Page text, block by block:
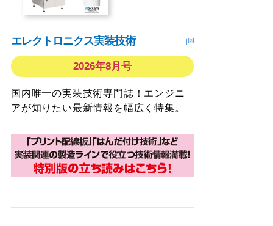
エレクトロニクス実装技術
2026年8月号
国内唯一の実装技術専門誌！エンジニ
アが知りたい最新情報を幅広く特集。